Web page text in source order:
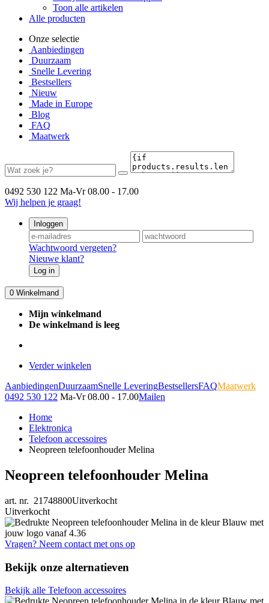
Toon alle artikelen
Alle producten
Onze selectie
Aanbiedingen
Duurzaam
Snelle Levering
Bestsellers
Nieuw
Made in Europe
Blog
FAQ
Maatwerk
0492 530 122 Ma-Vr 08.00 - 17.00
Wij helpen je graag!
Inloggen
Wachtwoord vergeten?
Nieuwe klant?
Log in
0 Winkelmand
Mijn winkelmand
De winkelmand is leeg
Verder winkelen
AanbiedingenDuurzaamSnelle LeveringBestsellersFAQMaatwerk
0492 530 122 Ma-Vr 08.00 - 17.00Mailen
Home
Elektronica
Telefoon accessoires
Neopreen telefoonhouder Melina
Neopreen telefoonhouder Melina
art. nr. 21748800Uitverkocht
Uitverkocht
Vragen? Neem contact met ons op
Bekijk onze alternatieven
Bekijk alle Telefoon accessoires